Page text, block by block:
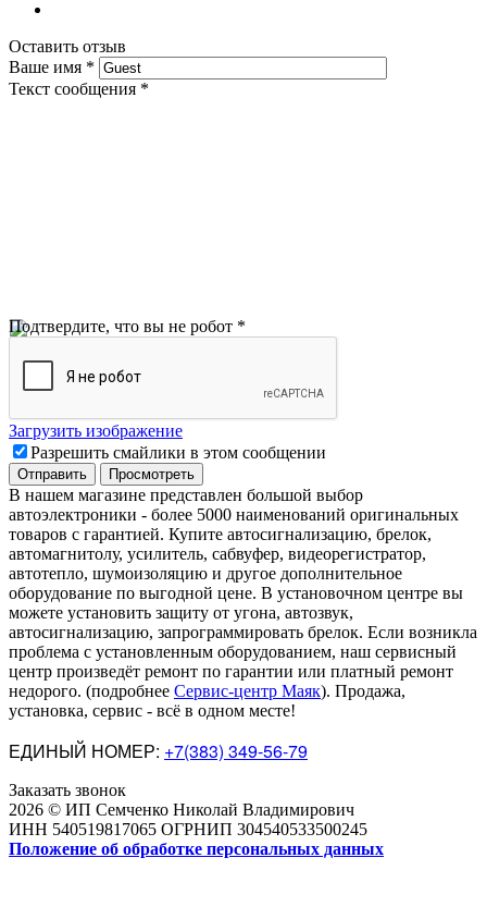
Оставить отзыв
Ваше имя *
Текст сообщения *
Подтвердите, что вы не робот *
Загрузить изображение
Разрешить смайлики в этом сообщении
В нашем магазине представлен большой выбор
автоэлектроники - более 5000 наименований оригинальных
товаров с гарантией. Купите автосигнализацию, брелок,
автомагнитолу, усилитель, сабвуфер, видеорегистратор,
автотепло, шумоизоляцию и другое дополнительное
оборудование по выгодной цене. В установочном центре вы
можете установить защиту от угона, автозвук,
автосигнализацию, запрограммировать брелок. Если возникла
проблема с установленным оборудованием, наш сервисный
центр произведёт ремонт по гарантии или платный ремонт
недорого. (подробнее Сервис-центр Маяк). Продажа,
установка, сервис - всё в одном месте!
ЕДИНЫЙ НОМЕР: +7(383) 349-56-79
Заказать звонок
2026 © ИП Семченко Николай Владимирович
ИНН 540519817065 ОГРНИП 304540533500245
Положение об обработке персональных данных